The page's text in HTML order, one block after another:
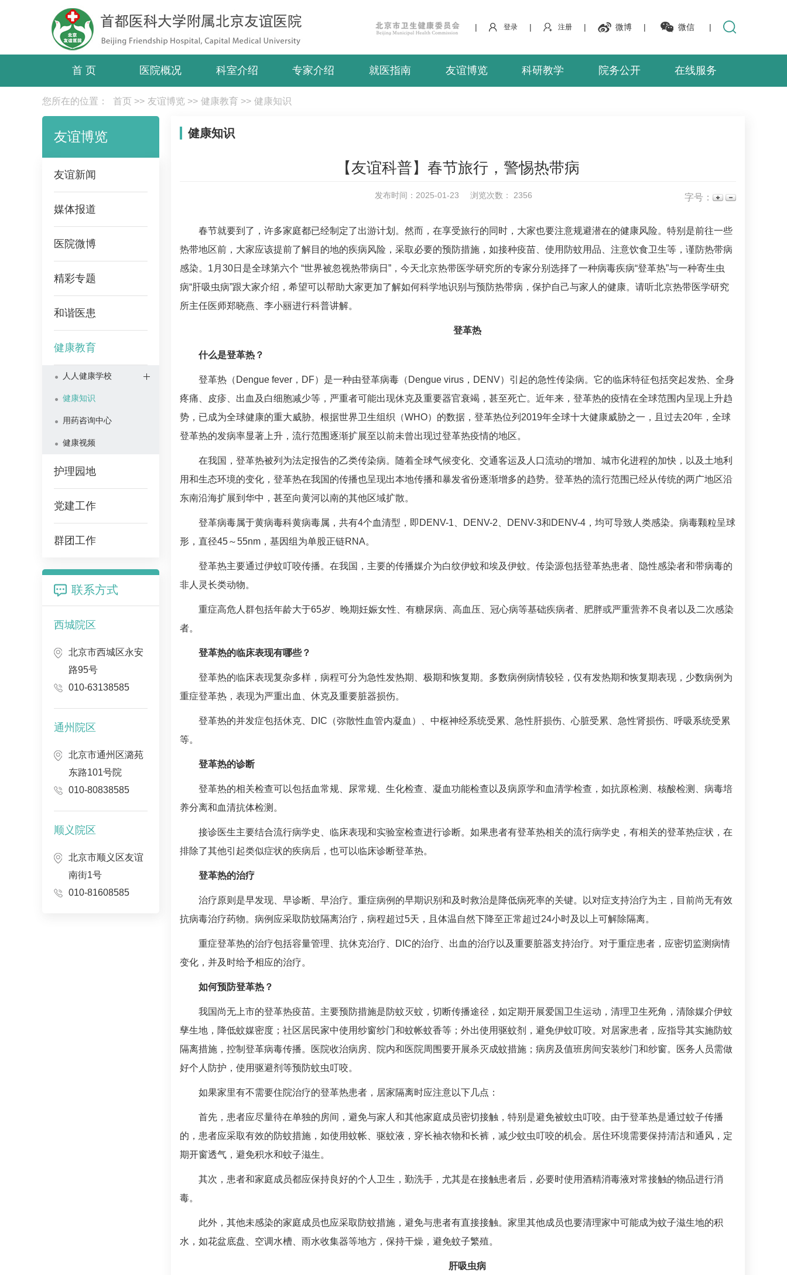
| 登录 | 注册 | 微博 | 微信 |
首 页 医院概况 科室介绍 专家介绍 就医指南 友谊博览 科研教学 院务公开 在线服务
您所在的位置： 首页 >> 友谊博览 >> 健康教育 >> 健康知识
友谊博览
友谊新闻
媒体报道
医院微博
精彩专题
和谐医患
健康教育
人人健康学校
健康知识
用药咨询中心
健康视频
护理园地
党建工作
群团工作
联系方式
西城院区
北京市西城区永安
路95号
010-63138585
通州院区
北京市通州区潞苑
东路101号院
010-80838585
顺义院区
北京市顺义区友谊
南街1号
010-81608585
健康知识
【友谊科普】春节旅行，警惕热带病
发布时间：2025-01-23 浏览次数： 2356 字号：
春节就要到了，许多家庭都已经制定了出游计划。然而，在享受旅行的同时，大家也要注意规避潜在的健康风险。特别是前往一些
热带地区前，大家应该提前了解目的地的疾病风险，采取必要的预防措施，如接种疫苗、使用防蚊用品、注意饮食卫生等，谨防热带病
感染。1月30日是全球第六个 “世界被忽视热带病 日”，今天北京热带医学研究所的专家分别选择了一种病毒疾病“登革热”与一种寄生虫
病“肝吸虫病”跟大家介绍，希望可以帮助大家更加了解如何科学地识别与预防热带病 ，保护自己与家人的健康。请听北京热带医学研究
所主任医师郑晓燕 李小丽进行科普讲解。
登革热
什么是登革热？
登革热（Dengue fever，DF）是一种由登革病毒（Dengue virus，DENV）引起的急性传染病。它的临床特征包括突起发热、全身
疼痛、皮疹、出血及白细胞减少等，严重者可能出现休克及重要器官衰竭，甚至死亡。近年来，登革热的疫情在全球范围内呈现上升趋
势，已成为全球健康的重大威胁。根据世界卫生组织（WHO）的数据，登革热位列2019年全球十大健康威胁之一，且过去20年，全球
登革热的发病率显著上升，流行范围逐渐扩展至以前未曾出现过登革热疫情的地区。
在我国，登革热被列为法定报告的乙类传染病。随着全球气候变化、交通客运及人口流动的增加、城市化进程的加快，以及土地利
用和生态环境的变化，登革热在我国的传播也呈现出本地传播和暴发省份逐渐增多的趋势。登革热的流行范围已经从传统的两广地区沿
东南沿海扩展到华中，甚至向黄河以南的其他区域扩散。
登革病毒属于黄病毒科黄病毒属，共有4个血清型，即DENV-1、DENV-2、DENV-3和DENV-4，均可导致人类感染。病毒颗粒呈球
形，直径45～55nm，基因组为单股正链RNA。
登革热主要通过伊蚊叮咬传播。在我国，主要的传播媒介为白纹伊蚊和埃及伊蚊。传染源包括登革热患者、隐性感染者和带病毒的
非人灵长类动物。
重症高危人群包括年龄大于65岁、晚期妊娠女性、有糖尿病 高血压 冠心病等基础疾病者、肥胖或严重营养不良者以及二次感染
者。
登革热的临床表现有哪些？
登革热的临床表现复杂多样，病程可分为急性发热期、极期和恢复期。多数病例病情较轻，仅有发热期和恢复期表现，少数病例为
重症登革热，表现为严重出血、休克及重要脏器损伤。
登革热的并发症包括休克、DIC（弥散性血管内凝血）、中枢神经系统受累、急性肝损伤、心脏受累、急性肾损伤、呼吸系统受累
等。
登革热的诊断
登革热的相关检查可以包括血常规、尿常规、生化检查、凝血功能检查以及病原学和血清学检查，如抗原检测、核酸检测、病毒培
养分离和血清抗体检测。
接诊医生主要结合流行病学史、临床表现和实验室检查进行诊断。如果患者有登革热相关的流行病学史，有相关的登革热症状，在
排除了其他引起类似症状的疾病后，也可以临床诊断登革热。
登革热的治疗
治疗原则是早发现、早诊断、早治疗。重症病例的早期识别和及时救治是降低病死率的关键。以对症支持治疗为主，目前尚无有效
抗病毒治疗药物。病例应采取防蚊隔离治疗，病程超过5天，且体温自然下降至正常超过24小时及以上可解除隔离。
重症登革热的治疗包括容量管理、抗休克治疗、DIC的治疗、出血的治疗以及重要脏器支持治疗。对于重症患者，应密切监测病情
变化，并及时给予相应的治疗。
如何预防登革热？
我国尚无上市的登革热疫苗。主要预防措施是防蚊灭蚊，切断传播途径，如定期开展爱国卫生运动，清理卫生死角，清除媒介伊蚊
孳生地，降低蚊媒密度；社区居民家中使用纱窗纱门和蚊帐蚊香等；外出使用驱蚊剂，避免伊蚊叮咬。对居家患者，应指导其实施防蚊
隔离措施，控制登革病毒传播。医院收治病房、院内和医院周围要开展杀灭成蚊措施；病房及值班房间安装纱门和纱窗。医务人员需做
好个人防护，使用驱避剂等预防蚊虫叮咬。
如果家里有不需要住院治疗的登革热患者，居家隔离时应注意以下几点：
首先，患者应尽量待在单独的房间，避免与家人和其他家庭成员密切接触，特别是避免被蚊虫叮咬。由于登革热是通过蚊子传播
的，患者应采取有效的防蚊措施，如使用蚊帐、驱蚊液，穿长袖衣物和长裤，减少蚊虫叮咬的机会。居住环境需要保持清洁和通风，定
期开窗透气，避免积水和蚊子滋生。
其次，患者和家庭成员都应保持良好的个人卫生，勤洗手，尤其是在接触患者后，必要时使用酒精消毒液对常接触的物品进行消
毒。
此外，其他未感染的家庭成员也应采取防蚊措施，避免与患者有直接接触。家里其他成员也要清理家中可能成为蚊子滋生地的积
水，如花盆底盘、空调水槽、雨水收集器等地方，保持干燥，避免蚊子繁殖。
肝吸虫病